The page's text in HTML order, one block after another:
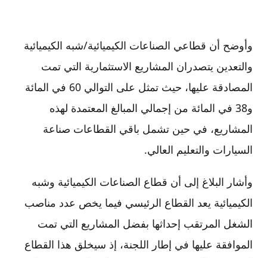
وأوضح أن قطاعي الصناعات الكيميائية/شبه الكيميائية
والتعدين يتصدران المشاريع الاستثمارية التي تمت
المصادقة عليها، حيث تمثل على التوالي 60 في المائة
و38 في المائة من إجمالي المبالغ المعتمدة لهذه
المشاريع، في حين تشمل باقي القطاعات صناعة
السيارات والتعليم العالي.
وأشار البلاغ إلى أن قطاع الصناعات الكيميائية وشبه
الكيميائية يعد القطاع الرئيسي فيما يخص عدد مناصب
الشغل المرتقب إحداثها بفضل المشاريع التي تمت
الموافقة عليها في إطار اللجنة، إذ سيخلق هذا القطاع